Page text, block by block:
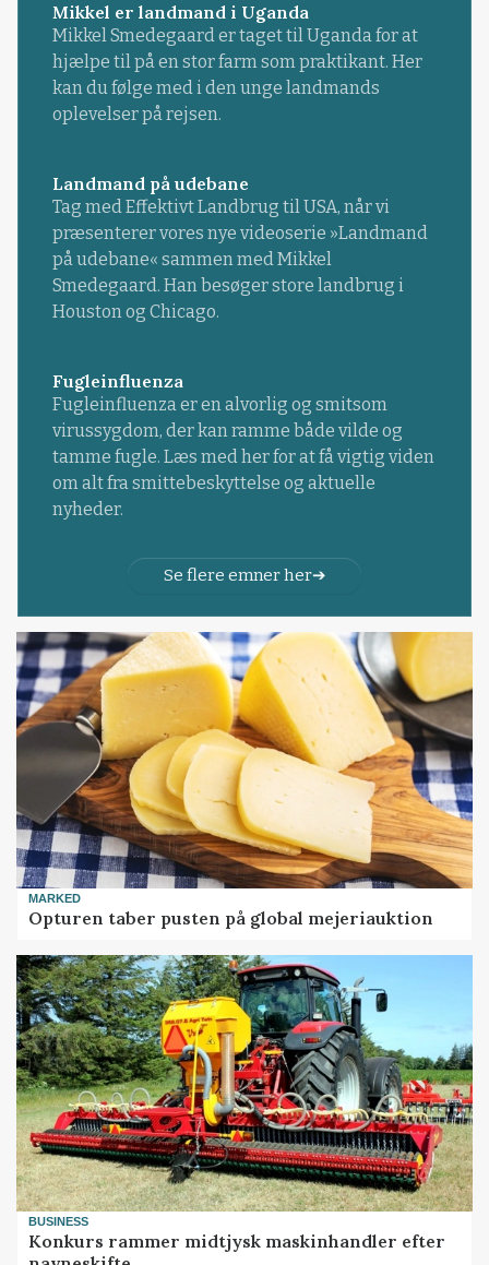
Mikkel er landmand i Uganda
Mikkel Smedegaard er taget til Uganda for at
hjælpe til på en stor farm som praktikant. Her
kan du følge med i den unge landmands
oplevelser på rejsen.
Landmand på udebane
Tag med Effektivt Landbrug til USA, når vi
præsenterer vores nye videoserie »Landmand
på udebane« sammen med Mikkel
Smedegaard. Han besøger store landbrug i
Houston og Chicago.
Fugleinfluenza
Fugleinfluenza er en alvorlig og smitsom
virussygdom, der kan ramme både vilde og
tamme fugle. Læs med her for at få vigtig viden
om alt fra smittebeskyttelse og aktuelle
nyheder.
Se flere emner her
MARKED
Opturen taber pusten på global mejeriauktion
BUSINESS
Konkurs rammer midtjysk maskinhandler efter